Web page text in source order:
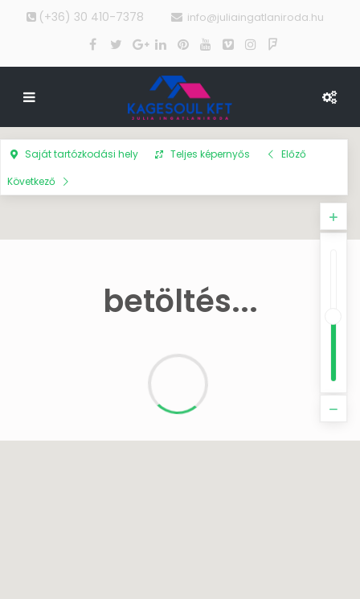
(+36) 30 410-7378 info@juliaingatlaniroda.hu
betöltés...
Saját tartózkodási hely Teljes képernyős
Előző
Következő